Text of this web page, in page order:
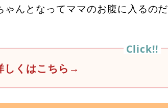
んとなってママのお腹に入るのだ
しくはこちら→